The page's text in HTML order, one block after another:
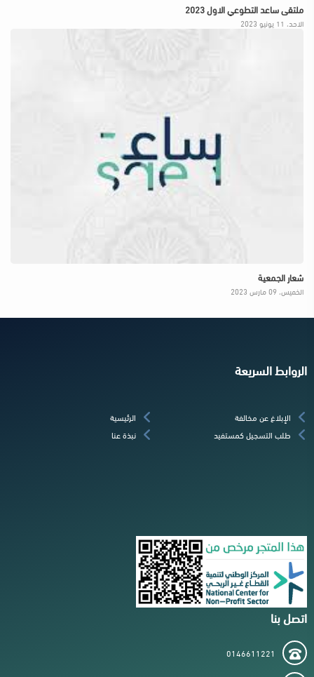
ملتقى ساعد التطوعي الاول 2023
الاحد، 11 يونيو 2023
شعار الجمعية
الخميس، 09 مارس 2023
الروابط السريعة
الإبلاغ عن مخالفة
طلب التسجيل كمستفيد
الرئيسية
نبذة عنا
اتصل بنا
0146611221